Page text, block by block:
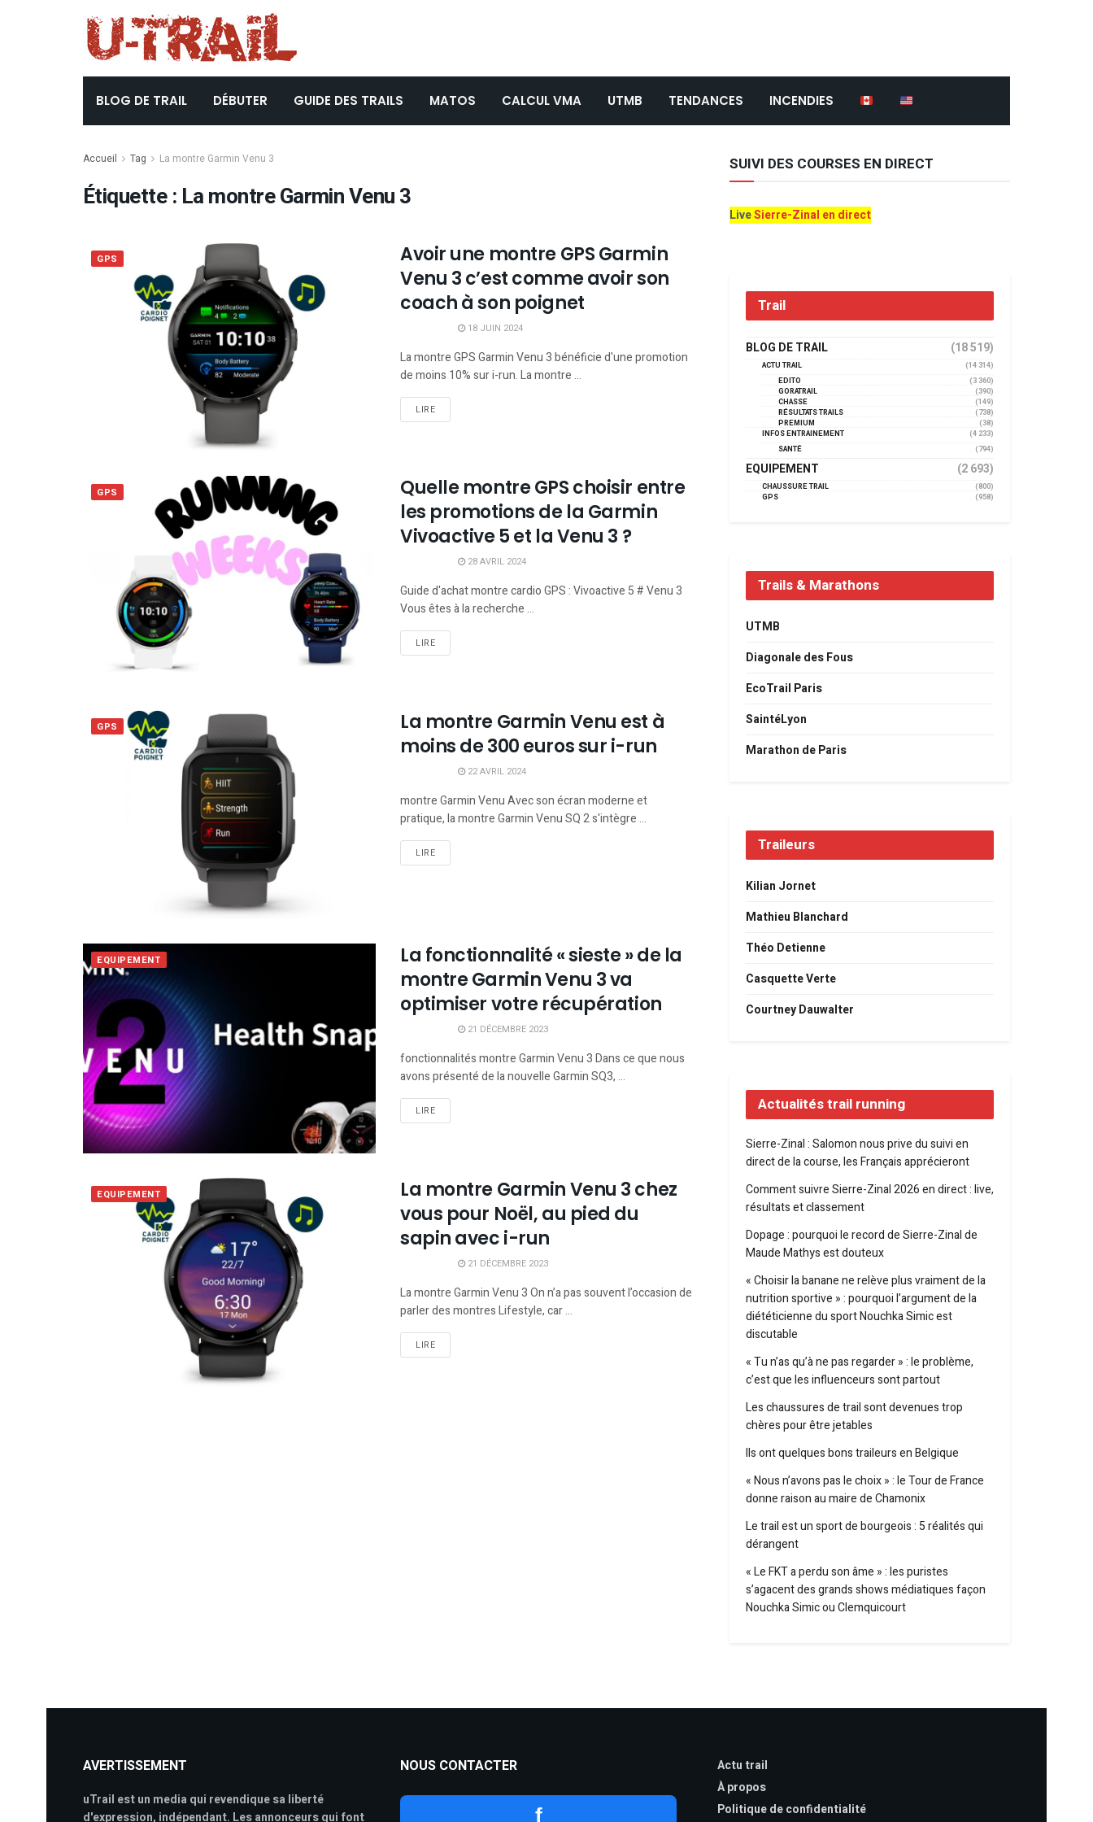
BLOG DE TRAIL DÉBUTER GUIDE DES TRAILS MATOS CALCUL VMA UTMB TENDANCES INCENDIES
Accueil Tag La montre Garmin Venu 3
Étiquette : La montre Garmin Venu 3
GPS
Avoir une montre GPS Garmin
Venu 3 c’est comme avoir son
coach à son poignet
18 JUIN 2024
La montre GPS Garmin Venu 3 bénéficie d'une promotion
de moins 10% sur i-run. La montre ...
LIRE
GPS
Quelle montre GPS choisir entre
les promotions de la Garmin
Vivoactive 5 et la Venu 3 ?
28 AVRIL 2024
Guide d'achat montre cardio GPS : Vivoactive 5 # Venu 3
Vous êtes à la recherche ...
LIRE
GPS
La montre Garmin Venu est à
moins de 300 euros sur i-run
22 AVRIL 2024
montre Garmin Venu Avec son écran moderne et
pratique, la montre Garmin Venu SQ 2 s'intègre ...
LIRE
EQUIPEMENT
La fonctionnalité « sieste » de la
montre Garmin Venu 3 va
optimiser votre récupération
21 DÉCEMBRE 2023
fonctionnalités montre Garmin Venu 3 Dans ce que nous
avons présenté de la nouvelle Garmin SQ3, ...
LIRE
EQUIPEMENT
La montre Garmin Venu 3 chez
vous pour Noël, au pied du
sapin avec i-run
21 DÉCEMBRE 2023
La montre Garmin Venu 3 On n’a pas souvent l’occasion de
parler des montres Lifestyle, car ...
LIRE
SUIVI DES COURSES EN DIRECT
LiveSierre-Zinal en direct
Trail
BLOG DE TRAIL (18 519)
ACTU TRAIL
(14 314)
EDITO
(3 360)
GORATRAIL
(390)
CHASSE
(149)
RÉSULTATS TRAILS
(738)
PREMIUM
(38)
INFOS ENTRAINEMENT
(4 233)
SANTÉ
(794)
EQUIPEMENT (2 693)
CHAUSSURE TRAIL
(800)
GPS
(958)
Trails & Marathons
UTMB
Diagonale des Fous
EcoTrail Paris
SaintéLyon
Marathon de Paris
Traileurs
Kilian Jornet
Mathieu Blanchard
Théo Detienne
Casquette Verte
Courtney Dauwalter
Actualités trail running
Sierre-Zinal : Salomon nous prive du suivi en
direct de la course, les Français apprécieront
Comment suivre Sierre-Zinal 2026 en direct : live,
résultats et classement
Dopage : pourquoi le record de Sierre-Zinal de
Maude Mathys est douteux
« Choisir la banane ne relève plus vraiment de la
nutrition sportive » : pourquoi l’argument de la
diététicienne du sport Nouchka Simic est
discutable
« Tu n’as qu’à ne pas regarder » : le problème,
c’est que les influenceurs sont partout
Les chaussures de trail sont devenues trop
chères pour être jetables
Ils ont quelques bons traileurs en Belgique
« Nous n’avons pas le choix » : le Tour de France
donne raison au maire de Chamonix
Le trail est un sport de bourgeois : 5 réalités qui
dérangent
« Le FKT a perdu son âme » : les puristes
s’agacent des grands shows médiatiques façon
Nouchka Simic ou Clemquicourt
AVERTISSEMENT
uTrail est un media qui revendique sa liberté
d'expression, indépendant. Les annonceurs qui font
NOUS CONTACTER
f
Actu trail
À propos
Politique de confidentialité